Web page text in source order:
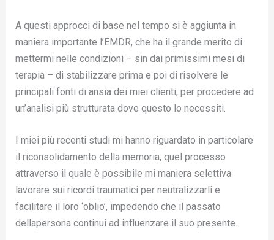
A questi approcci di base nel tempo si è aggiunta in
maniera importante l’EMDR, che ha il grande merito di
mettermi nelle condizioni – sin dai primissimi mesi di
terapia – di stabilizzare prima e poi di risolvere le
principali fonti di ansia dei miei clienti, per procedere ad
un’analisi più strutturata dove questo lo necessiti.
I miei più recenti studi mi hanno riguardato in particolare
il riconsolidamento della memoria, quel processo
attraverso il quale è possibile mi maniera selettiva
lavorare sui ricordi traumatici per neutralizzarli e
facilitare il loro ‘oblio’, impedendo che il passato
dellapersona continui ad influenzare il suo presente.